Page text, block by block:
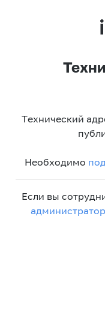
Технический
Необходимо
Если вы